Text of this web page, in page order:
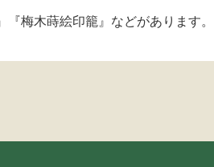
梅木蒔絵印籠』などがあります。